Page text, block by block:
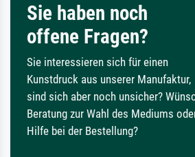
Sie haben noch
offene Fragen?
Sie interessieren sich für einen
Kunstdruck aus unserer Manufaktur,
sind sich aber noch unsicher?
Beratung zur Wahl des Mediums
Hilfe bei der Bestellung?